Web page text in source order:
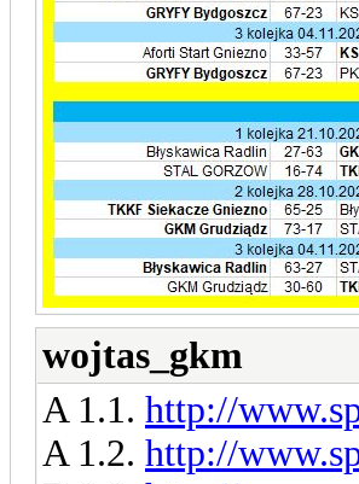
wojtas_gkm
A 1.1. http://
A 1.2. http://